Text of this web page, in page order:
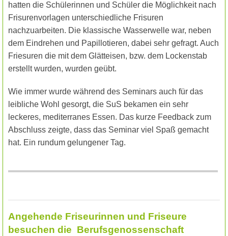
hatten die Schülerinnen und Schüler die Möglichkeit nach
Frisurenvorlagen unterschiedliche Frisuren
nachzuarbeiten. Die klassische Wasserwelle war, neben
dem Eindrehen und Papillotieren, dabei sehr gefragt. Auch
Friesuren die mit dem Glätteisen, bzw. dem Lockenstab
erstellt wurden, wurden geübt.
Wie immer wurde während des Seminars auch für das
leibliche Wohl gesorgt, die SuS bekamen ein sehr
leckeres, mediterranes Essen. Das kurze Feedback zum
Abschluss zeigte, dass das Seminar viel Spaß gemacht
hat. Ein rundum gelungener Tag.
Angehende Friseurinnen und Friseure
besuchen die Berufsgenossenschaft